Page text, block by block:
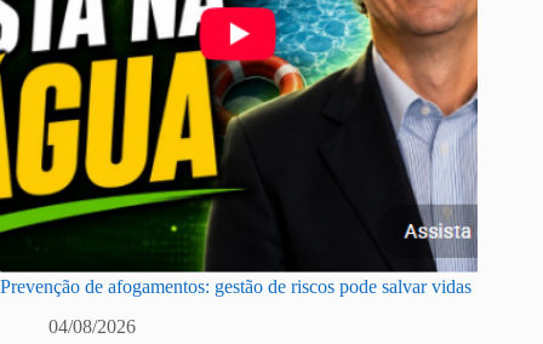
Prevenção de afogamentos: gestão de riscos pode salvar vidas
04/08/2026